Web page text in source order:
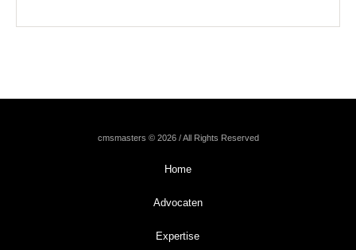
cmsmasters © 2026 / All Rights Reserved
Home
Advocaten
Expertise